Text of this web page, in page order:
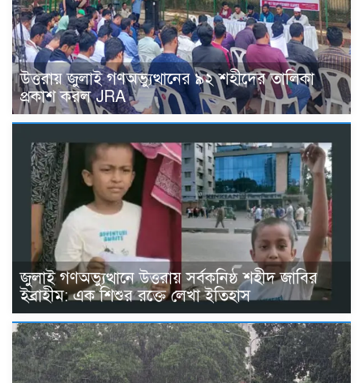
উত্তরায় জুলাই গণঅভ্যুত্থানের ৯২ শহীদের তালিকা
প্রকাশ করল JRA
জুলাই গণঅভ্যুত্থানে উত্তরায় সর্বকনিষ্ঠ শহীদ জাবির
ইব্রাহীম: এক শিশুর রক্তে লেখা ইতিহাস